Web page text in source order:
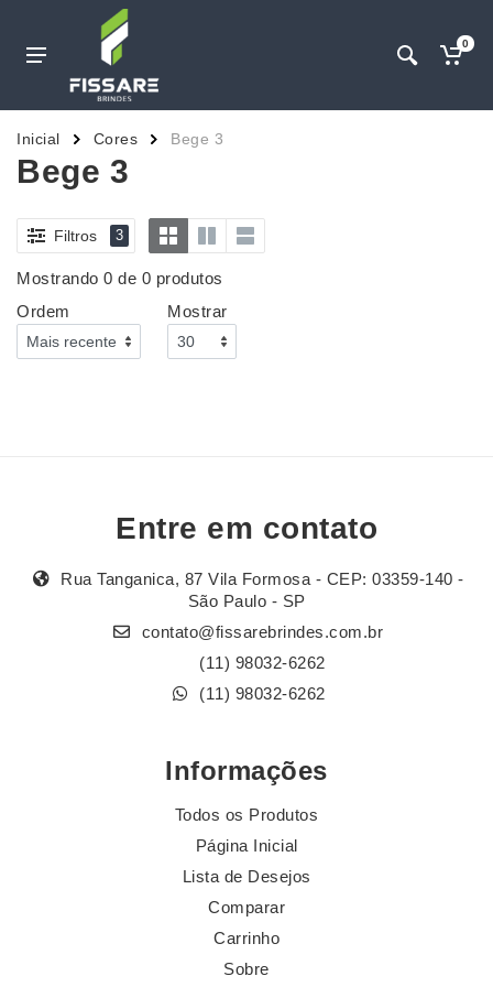
0
Inicial Cores Bege 3
Bege 3
Filtros 3
Mostrando 0 de 0 produtos
Ordem
Mostrar
Entre em contato
Rua Tanganica, 87 Vila Formosa - CEP: 03359-140 -
São Paulo - SP
contato@fissarebrindes.com.br
(11) 98032-6262
(11) 98032-6262
Informações
Todos os Produtos
Página Inicial
Lista de Desejos
Comparar
Carrinho
Sobre